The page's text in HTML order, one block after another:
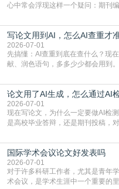
心中常会浮现这样一个疑问：期刊
论文的初审通过率。实际上，SCI
或缺的一环。本篇AEIC学术交流中
一、查重是标准流程答案是明确的：
写论文用到AI，怎么AI查重才
2026-07-01
先搞懂：AI查重到底在查什么？现
献、润色语句，多多少少都会用到
须加做AI查重。很多人分不清，AI
通查重查的是你的文字和已公开文
的内容里，有多少是AI生成的，防的
论文用了AI生成，怎么通过AI
2026-07-01
现在写论文，为什么一定要做AI检
是高校毕业答辩，还是期刊投稿，
要求修改，还差点被判定学术不规
刊，都已经明确出台了相关规定：
注，未标注的AI生成内容会被认定为
国际学术会议论文好发表吗
2026-07-01
对于许多科研工作者，尤其是青年
术会议，是学术生涯中一个重要的